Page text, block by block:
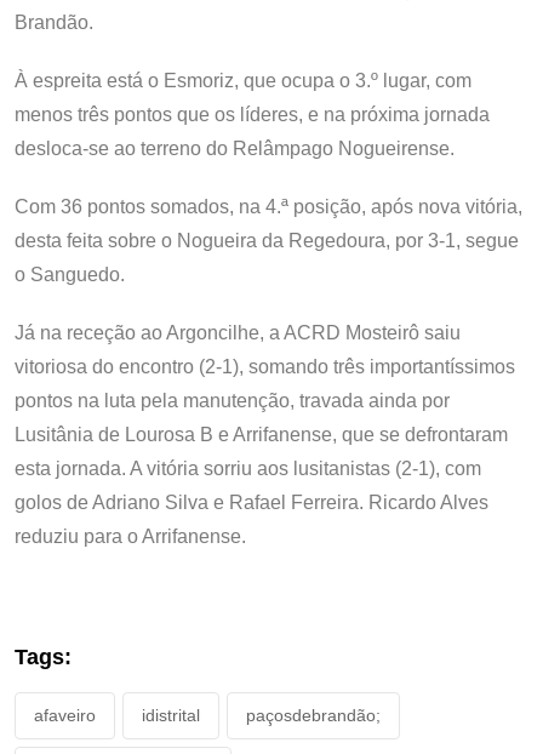
Brandão.
À espreita está o Esmoriz, que ocupa o 3.º lugar, com
menos três pontos que os líderes, e na próxima jornada
desloca-se ao terreno do Relâmpago Nogueirense.
Com 36 pontos somados, na 4.ª posição, após nova vitória,
desta feita sobre o Nogueira da Regedoura, por 3-1, segue
o Sanguedo.
Já na receção ao Argoncilhe, a ACRD Mosteirô saiu
vitoriosa do encontro (2-1), somando três importantíssimos
pontos na luta pela manutenção, travada ainda por
Lusitânia de Lourosa B e Arrifanense, que se defrontaram
esta jornada. A vitória sorriu aos lusitanistas (2-1), com
golos de Adriano Silva e Rafael Ferreira. Ricardo Alves
reduziu para o Arrifanense.
Tags:
afaveiro idistrital paçosdebrandão;